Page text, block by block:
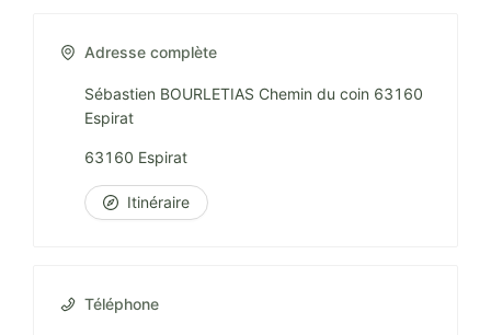
Adresse complète
Sébastien BOURLETIAS Chemin du coin 63160
Espirat
63160 Espirat
Itinéraire
Téléphone